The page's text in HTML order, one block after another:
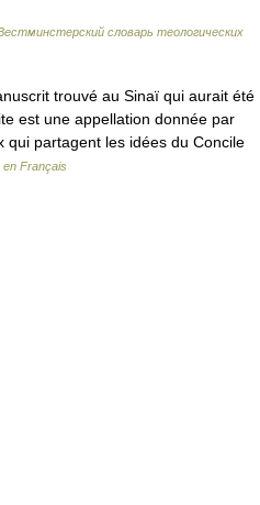
словарь теологических
trouvé au Sinaï qui aurait été
est une appellation donnée par
qui partagent les idées du Concile
en Français